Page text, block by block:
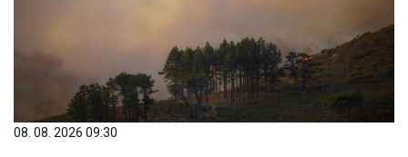
Ватра гута Делиблатску пешчару, више од 700
хектара у пламену: Војска и ватрогасци у великој
борби, хеликоптери поново крећу у акцију – ово су
критичне тачке широм Србије